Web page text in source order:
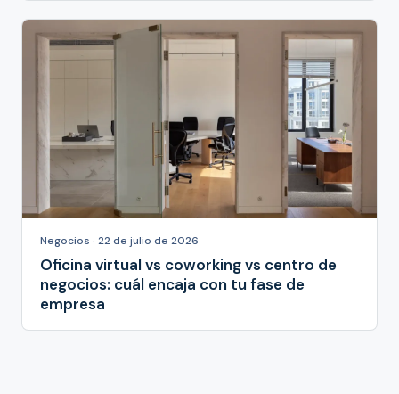
Negocios · 22 de julio de 2026
Oficina virtual vs coworking vs centro de
negocios: cuál encaja con tu fase de
empresa